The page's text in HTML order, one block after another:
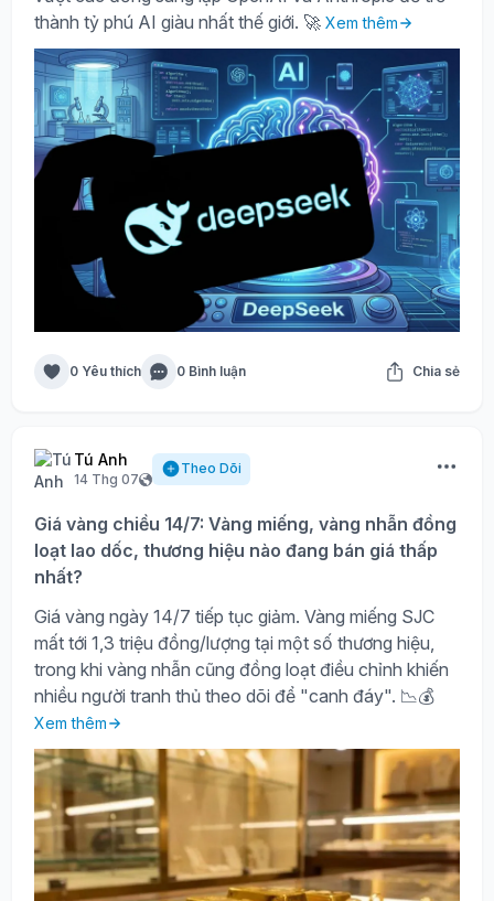
thành tỷ phú AI giàu nhất thế giới. 🚀 Xem thêm
0 Yêu thích 0 Bình luận Chia sẻ
Tú Anh
14 Thg 07
Theo Dõi
Giá vàng chiều 14/7: Vàng miếng, vàng nhẫn đồng
loạt lao dốc, thương hiệu nào đang bán giá thấp
nhất?
Giá vàng ngày 14/7 tiếp tục giảm. Vàng miếng SJC
mất tới 1,3 triệu đồng/lượng tại một số thương hiệu,
trong khi vàng nhẫn cũng đồng loạt điều chỉnh khiến
nhiều người tranh thủ theo dõi để "canh đáy". 📉💰
Xem thêm